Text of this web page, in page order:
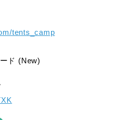
tents_camp
ド (New)